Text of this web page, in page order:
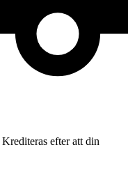
Krediteras efter att din